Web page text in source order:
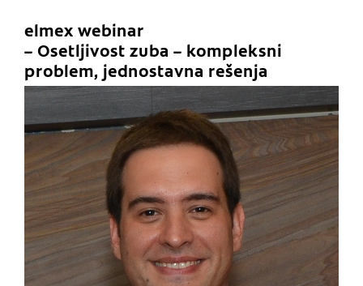
elmex webinar
– Osetljivost zuba – kompleksni
problem, jednostavna rešenja